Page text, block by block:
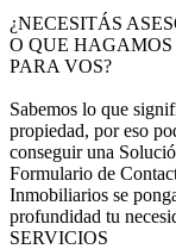
¿NECESITÁS
O QUE
PARA VOS?
Sabemos lo que
propiedad, por eso
conseguir una
Formulario de
Inmobiliarios se
profundidad tu
SERVICIOS